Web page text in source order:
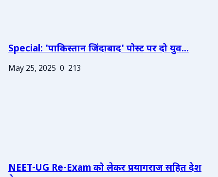
Special: 'पाकिस्तान जिंदाबाद' पोस्ट पर दो युव...
May 25, 2025 0 213
NEET-UG Re-Exam को लेकर प्रयागराज सहित देश